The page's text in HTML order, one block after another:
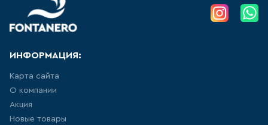
товаров
НАПОЛЬНЫЙ, ДЛЯ МОНТАЖА С
СИСТЕМОЙ ИНСТАЛЛЯЦИИ
ПОДВЕСНЫЕ БИДЕ
ИНФОРМАЦИЯ:
Карта сайта
О компании
Акция
Новые товары